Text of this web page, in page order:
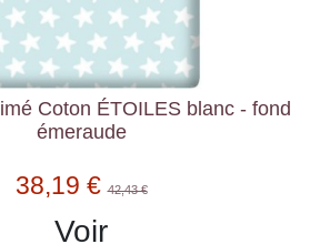
Coton ÉTOILES blanc - fond
émeraude
38,19 €42,43 €
Voir